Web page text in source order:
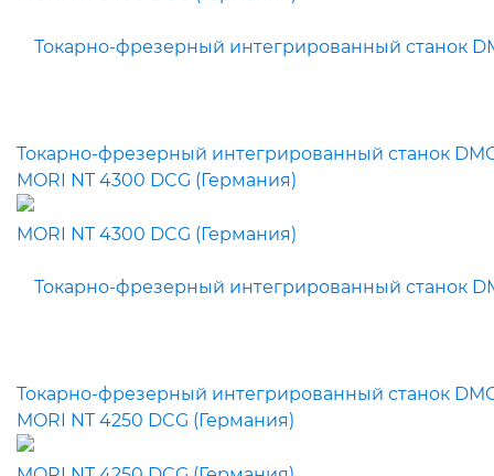
Токарно-фрезерный интегрированный станок
MORI NT 4300 DCG (Германия)
Токарно-фрезерный интегрированный станок
MORI NT 4250 DCG (Германия)